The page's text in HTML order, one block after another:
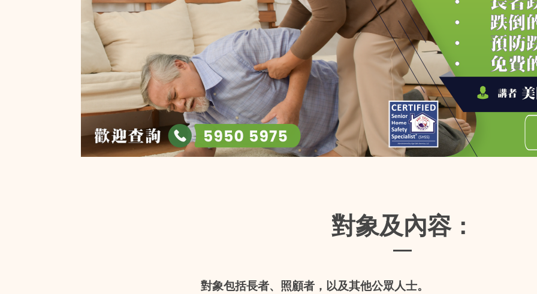
對象及內容：
對象包括長者、照顧者，以及其他公眾人士。